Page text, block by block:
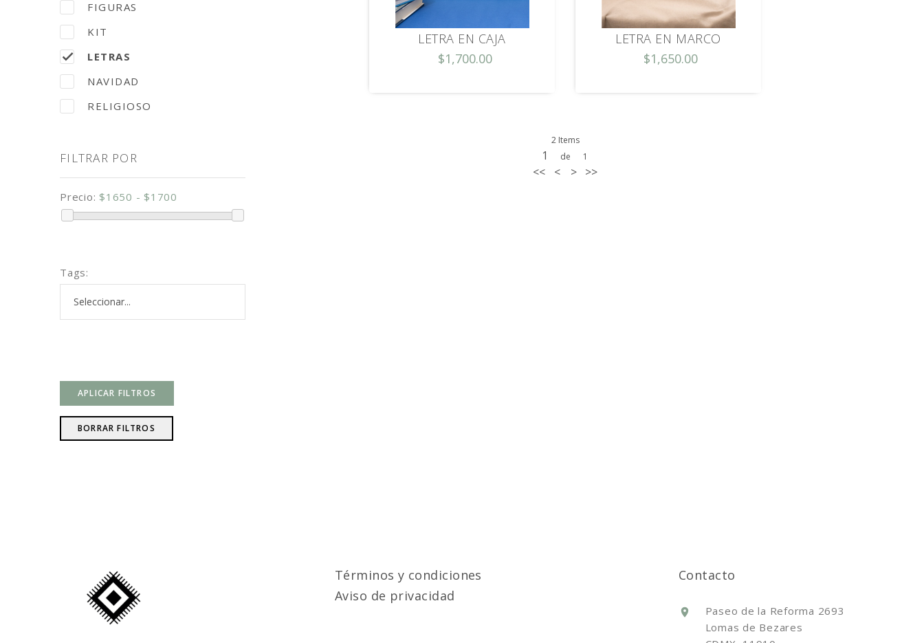
FIGURAS
KIT
LETRAS
NAVIDAD
RELIGIOSO
FILTRAR POR
Precio: $1650 - $1700
Tags:
APLICAR FILTROS
BORRAR FILTROS
LETRA EN CAJA
$1,700.00
LETRA EN MARCO
$1,650.00
2 Items
1 de 1
<< < > >>
Términos y condiciones
Aviso de privacidad
Contacto
Paseo de la Reforma 2693
Lomas de Bezares